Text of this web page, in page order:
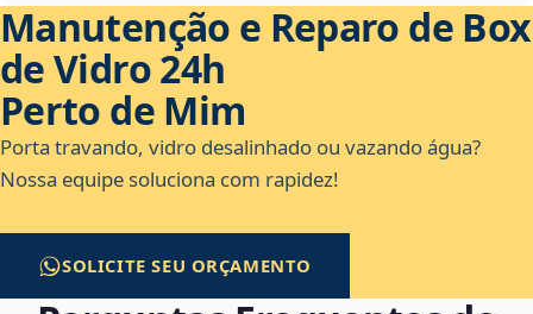
Manutenção e Reparo de Box
de Vidro 24h
Perto de Mim
Porta travando, vidro desalinhado ou vazando água?
Nossa equipe soluciona com rapidez!
SOLICITE SEU ORÇAMENTO